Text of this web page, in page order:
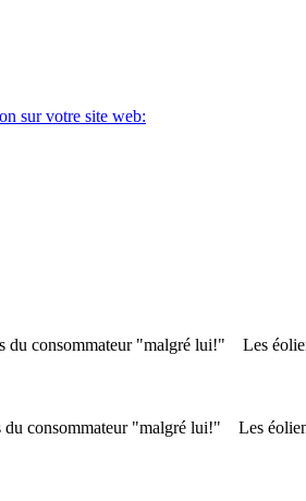
sur votre site web:
du consommateur "malgré lui!" Les
consommateur "malgré lui!" Les